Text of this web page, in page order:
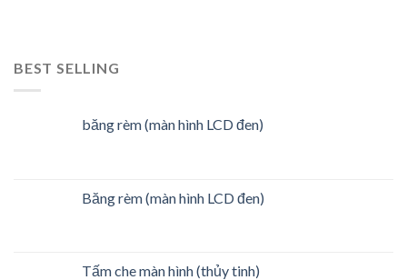
BEST SELLING
băng rèm (màn hình LCD đen)
Băng rèm (màn hình LCD đen)
Tấm che màn hình (thủy tinh)